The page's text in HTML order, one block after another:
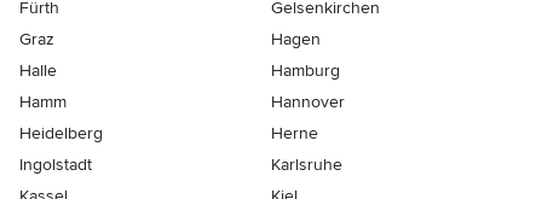
Fürth
Gelsenkirchen
Graz
Hagen
Halle
Hamburg
Hamm
Hannover
Heidelberg
Herne
Ingolstadt
Karlsruhe